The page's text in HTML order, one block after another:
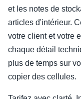
et les notes de
articles d'intérieur.
votre client et votre
chaque détail
plus de temps sur
copier des cellules.